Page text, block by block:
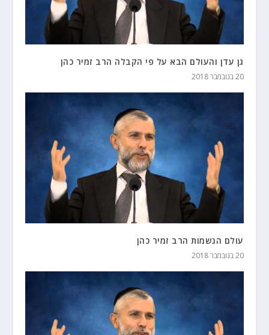
גן עדן והעולם הבא על פי הקבלה הרב זמיר כהן
20 בנובמבר 2018
עולם הנשמות הרב זמיר כהן
20 בנובמבר 2018